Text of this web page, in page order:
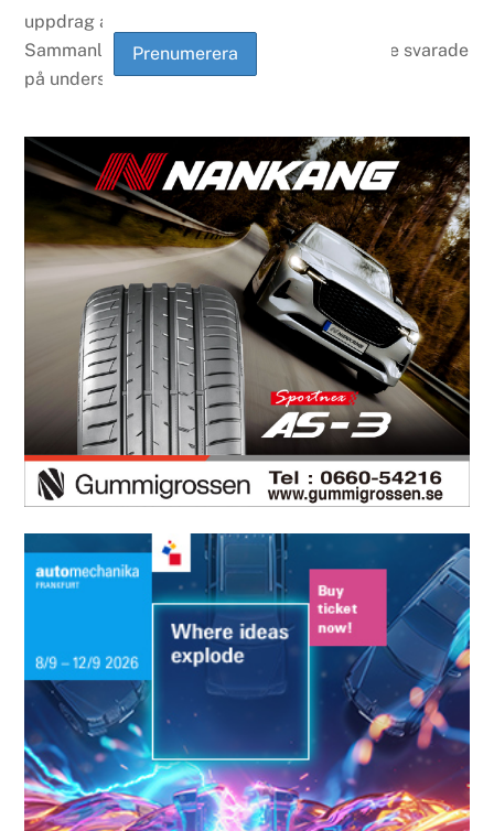
uppdrag av LeasePlan under april-maj 2021.
Sammanlagt 4 236 tjänstebilsförare i Sverige svarade
på undersökningen.